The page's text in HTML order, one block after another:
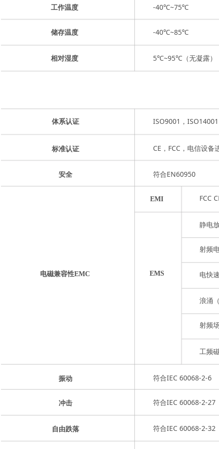
体系认证 ISO9001，
标准认证 CE，FCC，电信设备
安全 符合EN60950
电磁兼容性EMC
FCC
EMS
EMI
静电
射频
工频
电快
浪涌
射频
振动 符合IEC 60068-2-6
冲击 符合IEC 60068-2-27
自由跌落 符合IEC 60068-2-32
工作温度
储存温度
相对湿度
-40℃~75℃
-40℃~85℃
5℃~95℃（无凝露）